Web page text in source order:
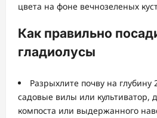
цвета на фоне вечнозеленых
Как правильно
гладиолусы
Разрыхлите почву на глубину
садовые вилы или культиватор,
компоста или выдержанного